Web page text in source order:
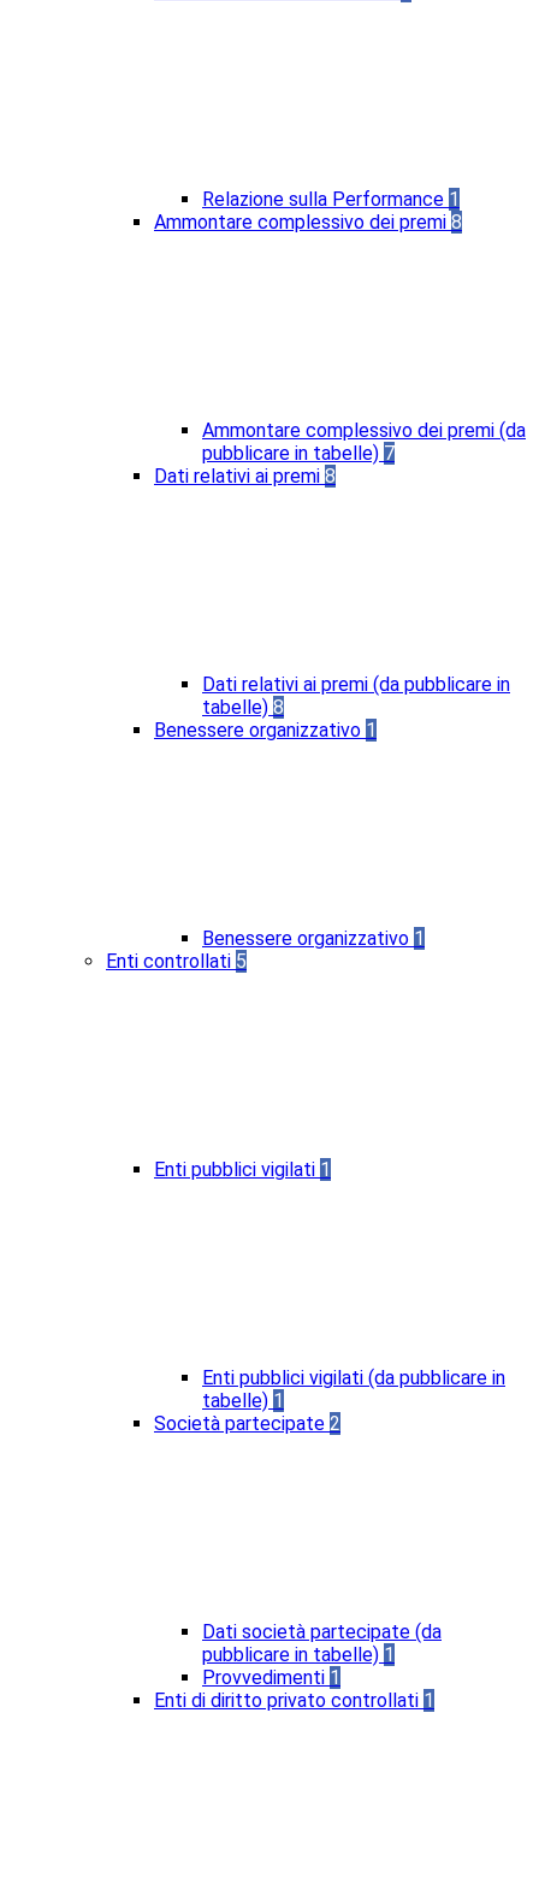
Relazione sulla Performance 1
Ammontare complessivo dei premi 8
Ammontare complessivo dei premi (da
pubblicare in tabelle) 7
Dati relativi ai premi 8
Dati relativi ai premi (da pubblicare in
tabelle) 8
Benessere organizzativo 1
Benessere organizzativo 1
Enti controllati 5
Enti pubblici vigilati 1
Enti pubblici vigilati (da pubblicare in
tabelle) 1
Società partecipate 2
Dati società partecipate (da
pubblicare in tabelle) 1
Provvedimenti 1
Enti di diritto privato controllati 1